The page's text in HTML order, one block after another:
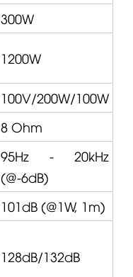
300W
1200W
100V/200W/100W
8 Ohm
95Hz - 20kHz
(@-6dB)
101dB (@1W, 1m)
128dB/132dB